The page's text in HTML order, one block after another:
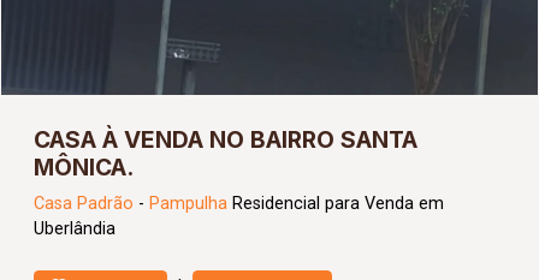
CASA À VENDA NO BAIRRO SANTA
MÔNICA.
Casa Padrão - Pampulha Residencial para Venda em
Uberlândia